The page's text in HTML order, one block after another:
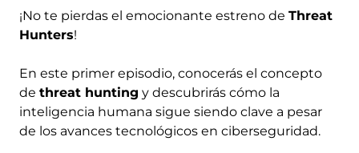
¡No te pierdas el emocionante estreno de Threat
Hunters!
En este primer episodio, conocerás el concepto
de threat hunting y descubrirás cómo la
inteligencia humana sigue siendo clave a pesar
de los avances tecnológicos en ciberseguridad.